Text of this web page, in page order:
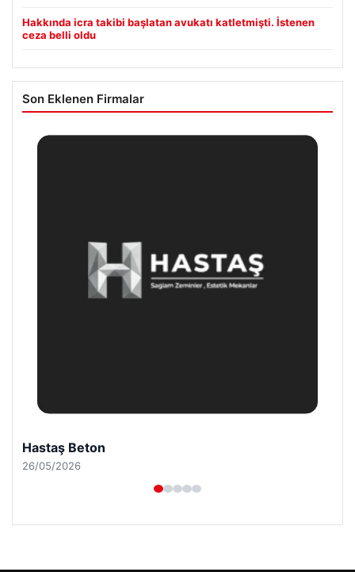
Hakkında icra takibi başlatan avukatı katletmişti. İstenen
ceza belli oldu
Son Eklenen Firmalar
Hastaş Beton
26/05/2026